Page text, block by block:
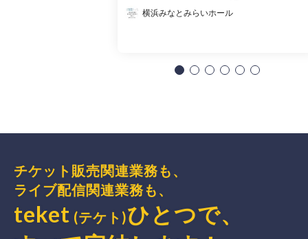
横浜みなとみらいホール
チケット販売関連業務も、
ライブ配信関連業務も、
teket (テケト)ひとつで、